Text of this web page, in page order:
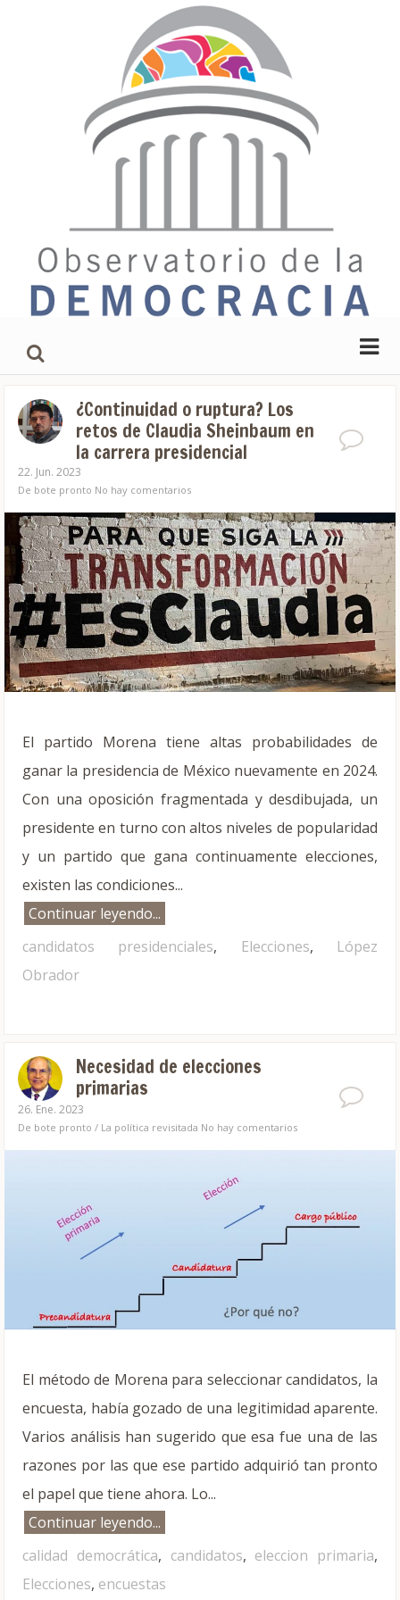
¿Continuidad o ruptura? Los
retos de Claudia Sheinbaum en
la carrera presidencial
22. Jun. 2023
De bote pronto No hay comentarios
El partido Morena tiene altas probabilidades de
ganar la presidencia de México nuevamente en 2024.
Con una oposición fragmentada y desdibujada, un
presidente en turno con altos niveles de popularidad
y un partido que gana continuamente elecciones,
existen las condiciones...
Continuar leyendo...
candidatos presidenciales, Elecciones, López
Obrador
Necesidad de elecciones
primarias
26. Ene. 2023
De bote pronto / La política revisitada No hay comentarios
El método de Morena para seleccionar candidatos, la
encuesta, había gozado de una legitimidad aparente.
Varios análisis han sugerido que esa fue una de las
razones por las que ese partido adquirió tan pronto
el papel que tiene ahora. Lo...
Continuar leyendo...
calidad democrática, candidatos, eleccion primaria,
Elecciones, encuestas